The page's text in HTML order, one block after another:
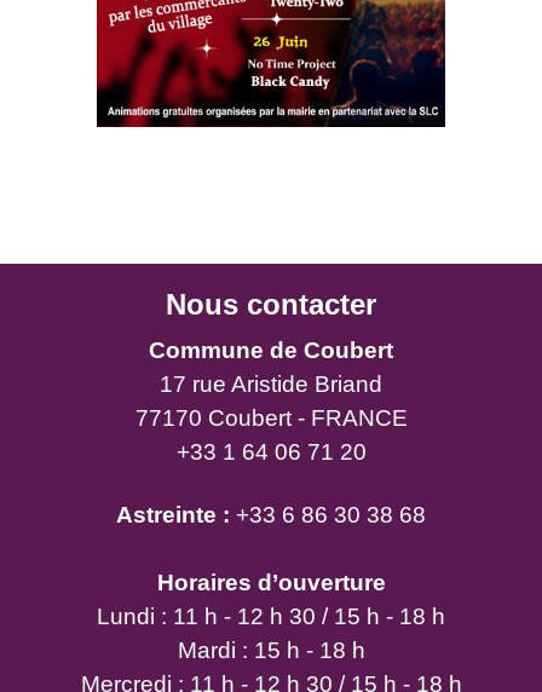
Nous contacter
Commune de Coubert
17 rue Aristide Briand
77170 Coubert - FRANCE
+33 1 64 06 71 20
Astreinte : +33 6 86 30 38 68
Horaires d’ouverture
Lundi : 11 h - 12 h 30 / 15 h - 18 h
Mardi : 15 h - 18 h
Mercredi : 11 h - 12 h 30 / 15 h - 18 h